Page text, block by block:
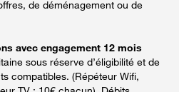
de déménagement ou de
avec engagement 12 mois
sous réserve d’éligibilité et de
compatibles. (Répéteur Wifi,